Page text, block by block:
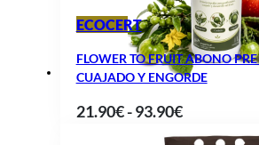
ECOCERT
FLOWER TO FRUIT ABONO
CUAJADO Y ENGORDE
21.90€ - 93.90€Rango
de